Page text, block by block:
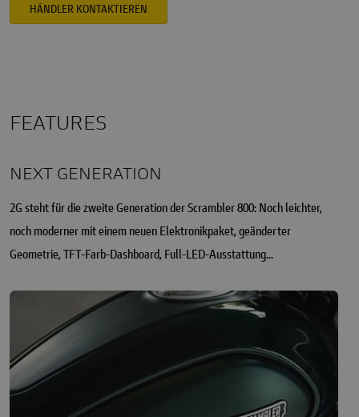
HÄNDLER KONTAKTIEREN
FEATURES
NEXT GENERATION
2G steht für die zweite Generation der Scrambler 800: Noch leichter,
noch moderner mit einem neuen Elektronikpaket, geänderter
Geometrie, TFT-Farb-Dashboard, Full-LED-Ausstattung...